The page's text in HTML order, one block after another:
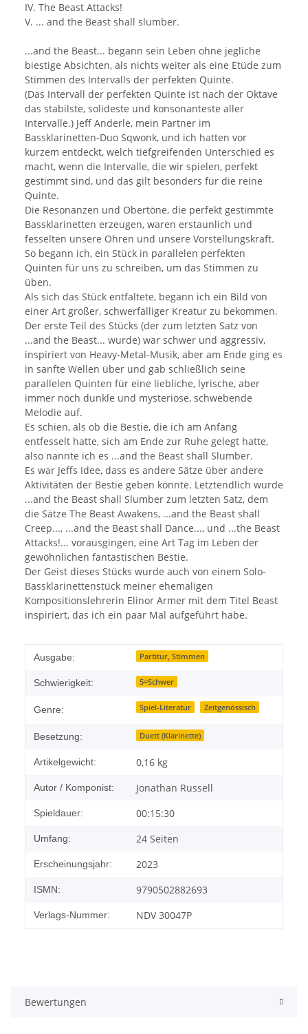
IV. The Beast Attacks!
V. ... and the Beast shall slumber.
...and the Beast... begann sein Leben ohne jegliche
biestige Absichten, als nichts weiter als eine Etüde zum
Stimmen des Intervalls der perfekten Quinte.
(Das Intervall der perfekten Quinte ist nach der Oktave
das stabilste, solideste und konsonanteste aller
Intervalle.) Jeff Anderle, mein Partner im
Bassklarinetten-Duo Sqwonk, und ich hatten vor
kurzem entdeckt, welch tiefgreifenden Unterschied es
macht, wenn die Intervalle, die wir spielen, perfekt
gestimmt sind, und das gilt besonders für die reine
Quinte.
Die Resonanzen und Obertöne, die perfekt gestimmte
Bassklarinetten erzeugen, waren erstaunlich und
fesselten unsere Ohren und unsere Vorstellungskraft.
So begann ich, ein Stück in parallelen perfekten
Quinten für uns zu schreiben, um das Stimmen zu
üben.
Als sich das Stück entfaltete, begann ich ein Bild von
einer Art großer, schwerfälliger Kreatur zu bekommen.
Der erste Teil des Stücks (der zum letzten Satz von
...and the Beast... wurde) war schwer und aggressiv,
inspiriert von Heavy-Metal-Musik, aber am Ende ging es
in sanfte Wellen über und gab schließlich seine
parallelen Quinten für eine liebliche, lyrische, aber
immer noch dunkle und mysteriöse, schwebende
Melodie auf.
Es schien, als ob die Bestie, die ich am Anfang
entfesselt hatte, sich am Ende zur Ruhe gelegt hatte,
also nannte ich es ...and the Beast shall Slumber.
Es war Jeffs Idee, dass es andere Sätze über andere
Aktivitäten der Bestie geben könnte. Letztendlich wurde
...and the Beast shall Slumber zum letzten Satz, dem
die Sätze The Beast Awakens, ...and the Beast shall
Creep..., ...and the Beast shall Dance..., und ...the Beast
Attacks!... vorausgingen, eine Art Tag im Leben der
gewöhnlichen fantastischen Bestie.
Der Geist dieses Stücks wurde auch von einem Solo-
Bassklarinettenstück meiner ehemaligen
Kompositionslehrerin Elinor Armer mit dem Titel Beast
inspiriert, das ich ein paar Mal aufgeführt habe.
Ausgabe: Partitur, Stimmen
Schwierigkeit: 5=Schwer
Genre: Spiel-Literatur Zeitgenössisch
Besetzung: Duett (Klarinette)
Artikelgewicht: 0,16 kg
Autor / Komponist: Jonathan Russell
Spieldauer: 00:15:30
Umfang: 24 Seiten
Erscheinungsjahr: 2023
ISMN: 9790502882693
Verlags-Nummer: NDV 30047P
Bewertungen